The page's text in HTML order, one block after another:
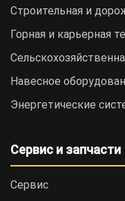
Строительная и
Горная и карьерная
Навесное
Энергетические
Сервис и запчасти
Сервис